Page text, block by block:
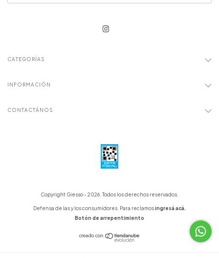
CATEGORÍAS
INFORMACIÓN
CONTACTÁNOS
Copyright Giesso - 2026. Todos los derechos reservados.
Defensa de las y los consumidores. Para reclamosingresá acá.
Botón de arrepentimiento